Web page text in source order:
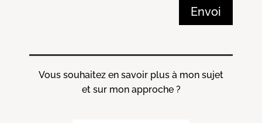
Envoi
Vous souhaitez en savoir plus à mon sujet
et sur mon approche ?